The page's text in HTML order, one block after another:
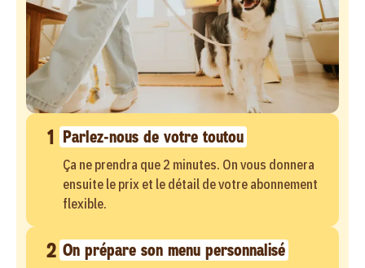
1 Parlez-nous de votre toutou
Ça ne prendra que 2 minutes. On vous donnera
ensuite le prix et le détail de votre abonnement
flexible.
2 On prépare son menu personnalisé